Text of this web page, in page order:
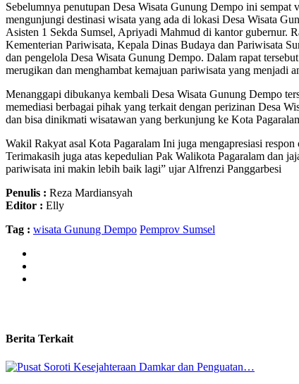
Sebelumnya penutupan Desa Wisata Gunung Dempo ini
mengunjungi destinasi wisata yang ada di lokasi Desa Wisata
Asisten 1 Sekda Sumsel, Apriyadi Mahmud di kantor gubernur.
Kementerian Pariwisata, Kepala Dinas Budaya dan Pariwisata
dan pengelola Desa Wisata Gunung Dempo. Dalam rapat
merugikan dan menghambat kemajuan pariwisata yang menjadi
Menanggapi dibukanya kembali Desa Wisata Gunung Dempo
memediasi berbagai pihak yang terkait dengan perizinan Desa
dan bisa dinikmati wisatawan yang berkunjung ke Kota
Wakil Rakyat asal Kota Pagaralam Ini juga mengapresiasi
Terimakasih juga atas kepedulian Pak Walikota Pagaralam dan
pariwisata ini makin lebih baik lagi” ujar Alfrenzi Panggarbesi
Penulis : Reza Mardiansyah
Editor : Elly
Tag : wisata Gunung Dempo Pemprov Sumsel
Berita Terkait